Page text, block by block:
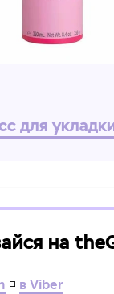
для
на
◽ в Viber